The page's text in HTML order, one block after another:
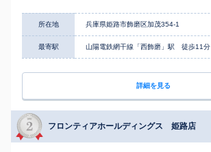
所在地 兵庫県姫路市飾磨区加茂354-1
最寄駅 山陽電鉄網干線「西飾磨」駅 徒歩11分
詳細を見る
フロンティアホールディングス 姫路店